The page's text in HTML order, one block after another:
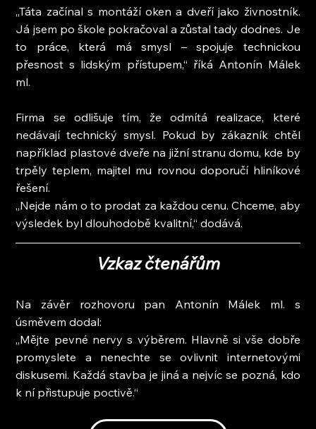
„Táta začínal s montáží oken a dveří jako živnostník.
Já jsem po škole pokračoval a zůstal tady dodnes. Je
to práce, která má smysl – spojuje technickou
přesnost s lidským přístupem,“ říká Antonín Málek
ml.
Firma se odlišuje tím, že odmítá realizace, které
nedávají technický smysl. Pokud by zákazník chtěl
například plastové dveře na jižní stranu domu, kde by
trpěly teplem, majitel mu rovnou doporučí hliníkové
řešení.
„Nejde nám o to prodat za každou cenu. Chceme, aby
výsledek byl dlouhodobě kvalitní,“ dodává.
Vzkaz čtenářům
Na závěr rozhovoru pan Antonín Málek ml. s
úsměvem dodal:
„Mějte pevné nervy s výběrem. Hlavně si vše dobře
promyslete a nenechte se ovlivnit internetovými
diskusemi. Každá stavba je jiná a nejvíc se pozná, kdo
k ní přistupuje poctivě.“